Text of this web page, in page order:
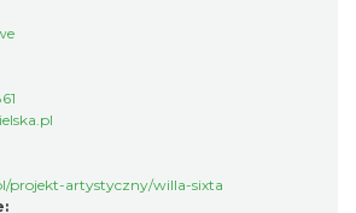
projekt-artystyczny/willa-sixta